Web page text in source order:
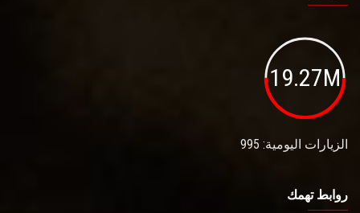
19.27M
الزيارات اليومية: 995
روابط تهمك